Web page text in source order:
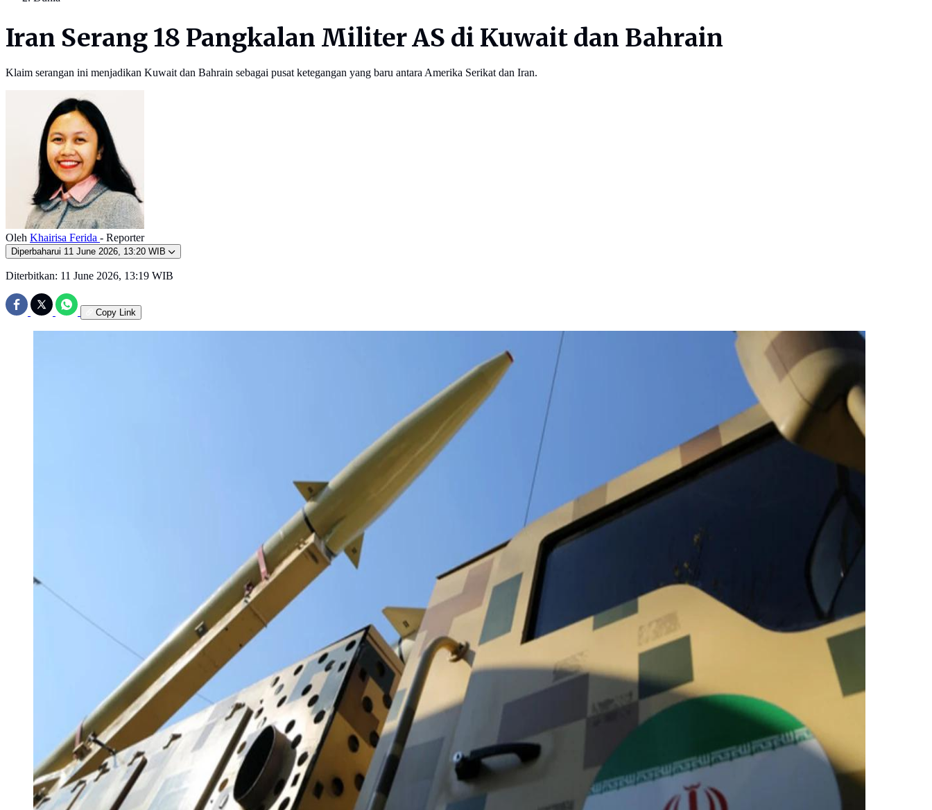
Iran Serang 18 Pangkalan Militer AS di Kuwait dan Bahrain
Klaim serangan ini menjadikan Kuwait dan Bahrain sebagai pusat ketegangan yang baru antara Amerika Serikat dan Iran.
Oleh Khairisa Ferida - Reporter
Diperbaharui 11 June 2026, 13:20 WIB
Diterbitkan: 11 June 2026, 13:19 WIB
Copy Link